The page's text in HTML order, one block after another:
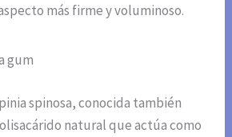
más firme y voluminoso.
gum
spinosa, conocida también
natural que actúa como